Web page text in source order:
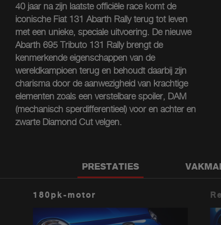
40 jaar na zijn laatste officiële race komt de
iconische Fiat 131 Abarth Rally terug tot leven
met een unieke, speciale uitvoering. De nieuwe
Abarth 695 Tributo 131 Rally brengt de
kenmerkende eigenschappen van de
wereldkampioen terug en behoudt daarbij zijn
charisma door de aanwezigheid van krachtige
elementen zoals een verstelbare spoiler, DAM
(mechanisch sperdifferentieel) voor en achter en
zwarte Diamond Cut velgen.
PRESTATIES
180pk-motor